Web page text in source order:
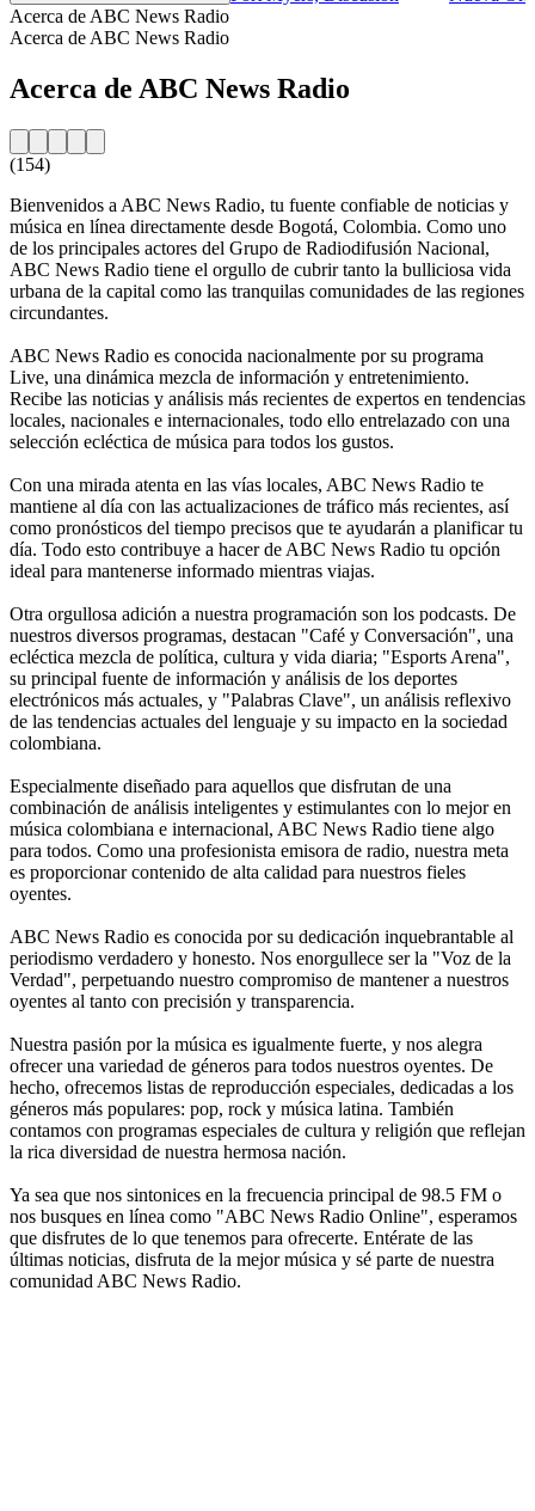
Acerca de ABC News Radio
Acerca de ABC News Radio
Acerca de ABC News Radio
(154)
Bienvenidos a ABC News Radio, tu fuente confiable de noticias y
música en línea directamente desde Bogotá, Colombia. Como uno
de los principales actores del Grupo de Radiodifusión Nacional,
ABC News Radio tiene el orgullo de cubrir tanto la bulliciosa vida
urbana de la capital como las tranquilas comunidades de las regiones
circundantes.
ABC News Radio es conocida nacionalmente por su programa
Live, una dinámica mezcla de información y entretenimiento.
Recibe las noticias y análisis más recientes de expertos en tendencias
locales, nacionales e internacionales, todo ello entrelazado con una
selección ecléctica de música para todos los gustos.
Con una mirada atenta en las vías locales, ABC News Radio te
mantiene al día con las actualizaciones de tráfico más recientes, así
como pronósticos del tiempo precisos que te ayudarán a planificar tu
día. Todo esto contribuye a hacer de ABC News Radio tu opción
ideal para mantenerse informado mientras viajas.
Otra orgullosa adición a nuestra programación son los podcasts. De
nuestros diversos programas, destacan "Café y Conversación", una
ecléctica mezcla de política, cultura y vida diaria; "Esports Arena",
su principal fuente de información y análisis de los deportes
electrónicos más actuales, y "Palabras Clave", un análisis reflexivo
de las tendencias actuales del lenguaje y su impacto en la sociedad
colombiana.
Especialmente diseñado para aquellos que disfrutan de una
combinación de análisis inteligentes y estimulantes con lo mejor en
música colombiana e internacional, ABC News Radio tiene algo
para todos. Como una profesionista emisora de radio, nuestra meta
es proporcionar contenido de alta calidad para nuestros fieles
oyentes.
ABC News Radio es conocida por su dedicación inquebrantable al
periodismo verdadero y honesto. Nos enorgullece ser la "Voz de la
Verdad", perpetuando nuestro compromiso de mantener a nuestros
oyentes al tanto con precisión y transparencia.
Nuestra pasión por la música es igualmente fuerte, y nos alegra
ofrecer una variedad de géneros para todos nuestros oyentes. De
hecho, ofrecemos listas de reproducción especiales, dedicadas a los
géneros más populares: pop, rock y música latina. También
contamos con programas especiales de cultura y religión que reflejan
la rica diversidad de nuestra hermosa nación.
Ya sea que nos sintonices en la frecuencia principal de 98.5 FM o
nos busques en línea como "ABC News Radio Online", esperamos
que disfrutes de lo que tenemos para ofrecerte. Entérate de las
últimas noticias, disfruta de la mejor música y sé parte de nuestra
comunidad ABC News Radio.